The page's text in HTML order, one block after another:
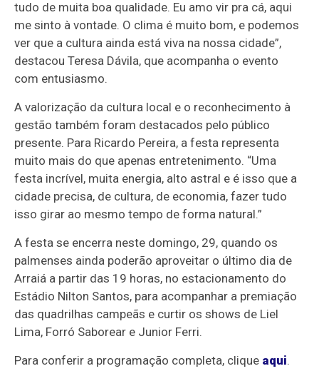
tudo de muita boa qualidade. Eu amo vir pra cá, aqui
me sinto à vontade. O clima é muito bom, e podemos
ver que a cultura ainda está viva na nossa cidade”,
destacou Teresa Dávila, que acompanha o evento
com entusiasmo.
A valorização da cultura local e o reconhecimento à
gestão também foram destacados pelo público
presente. Para Ricardo Pereira, a festa representa
muito mais do que apenas entretenimento. “Uma
festa incrível, muita energia, alto astral e é isso que a
cidade precisa, de cultura, de economia, fazer tudo
isso girar ao mesmo tempo de forma natural.”
A festa se encerra neste domingo, 29, quando os
palmenses ainda poderão aproveitar o último dia de
Arraiá a partir das 19 horas, no estacionamento do
Estádio Nilton Santos, para acompanhar a premiação
das quadrilhas campeãs e curtir os shows de Liel
Lima, Forró Saborear e Junior Ferri.
Para conferir a programação completa, clique aqui.